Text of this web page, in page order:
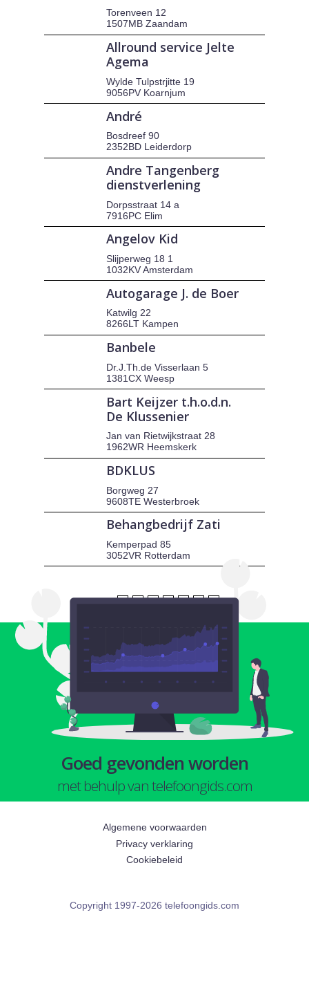
Torenveen 12
1507MB Zaandam
Allround service Jelte
Agema
Wylde Tulpstrjitte 19
9056PV Koarnjum
André
Bosdreef 90
2352BD Leiderdorp
Andre Tangenberg
dienstverlening
Dorpsstraat 14 a
7916PC Elim
Angelov Kid
Slijperweg 18 1
1032KV Amsterdam
Autogarage J. de Boer
Katwilg 22
8266LT Kampen
Banbele
Dr.J.Th.de Visserlaan 5
1381CX Weesp
Bart Keijzer t.h.o.d.n.
De Klussenier
Jan van Rietwijkstraat 28
1962WR Heemskerk
BDKLUS
Borgweg 27
9608TE Westerbroek
Behangbedrijf Zati
Kemperpad 85
3052VR Rotterdam
Goed gevonden worden
met behulp van telefoongids.com
Algemene voorwaarden
Privacy verklaring
Cookiebeleid
Copyright 1997-2026 telefoongids.com